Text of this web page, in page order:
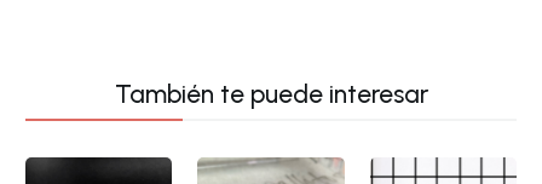
También te puede interesar